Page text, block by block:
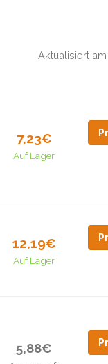
Aktualisiert
7,23€
Auf Lager
12,19€
Auf Lager
5,88€